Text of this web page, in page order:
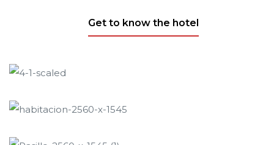
Get to know the hotel